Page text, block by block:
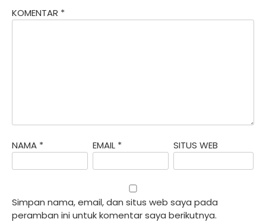
KOMENTAR *
NAMA * EMAIL * SITUS WEB
Simpan nama, email, dan situs web saya pada
peramban ini untuk komentar saya berikutnya.